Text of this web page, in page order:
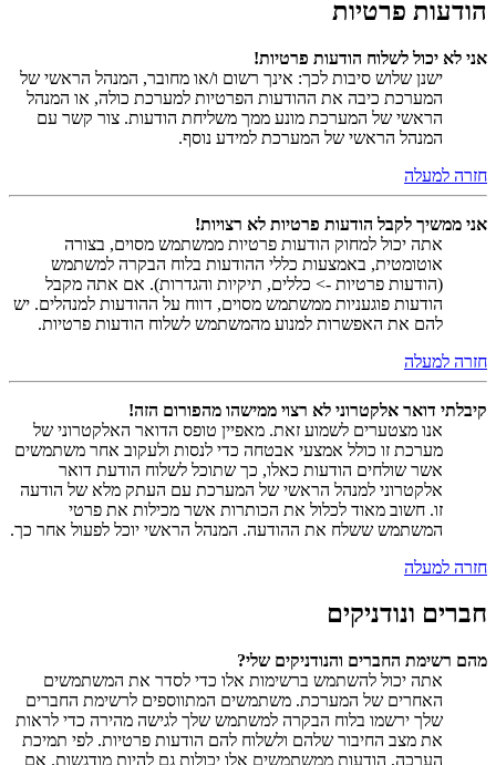
הודעות פרטיות
אני לא יכול לשלוח הודעות פרטיות!
ישנן שלוש סיבות לכך: אינך רשום ו/או מחובר, המנהל הראשי של
המערכת כיבה את ההודעות הפרטיות למערכת כולה, או המנהל
הראשי של המערכת מונע ממך משליחת הודעות. צור קשר עם
המנהל הראשי של המערכת למידע נוסף.
חזרה למעלה
אני ממשיך לקבל הודעות פרטיות לא רצויות!
אתה יכול למחוק הודעות פרטיות ממשתמש מסוים, בצורה
אוטומטית, באמצעות כללי ההודעות בלוח הבקרה למשתמש
(הודעות פרטיות -> כללים, תיקיות והגדרות). אם אתה מקבל
הודעות פוגעניות ממשתמש מסוים, דווח על ההודעות למנהלים. יש
להם את האפשרות למנוע מהמשתמש לשלוח הודעות פרטיות.
חזרה למעלה
קיבלתי דואר אלקטרוני לא רצוי ממישהו מהפורום הזה!
אנו מצטערים לשמוע זאת. מאפיין טופס הדואר האלקטרוני של
מערכת זו כולל אמצעי אבטחה כדי לנסות ולעקוב אחר משתמשים
אשר שולחים הודעות כאלו, כך שתוכל לשלוח הודעת דואר
אלקטרוני למנהל הראשי של המערכת עם העתק מלא של הודעה
זו. חשוב מאוד לכלול את הכותרות אשר מכילות את פרטי
המשתמש ששלח את ההודעה. המנהל הראשי יוכל לפעול אחר כך.
חזרה למעלה
חברים ונודניקים
מהם רשימת החברים והנודניקים שלי?
אתה יכול להשתמש ברשימות אלו כדי לסדר את המשתמשים
האחרים של המערכת. משתמשים המתווספים לרשימת החברים
שלך ירשמו בלוח הבקרה למשתמש שלך לגישה מהירה כדי לראות
את מצב החיבור שלהם ולשלוח להם הודעות פרטיות. לפי תמיכת
הערכה, הודעות ממשתמשים אלו יכולות גם להיות מודגשות. אם